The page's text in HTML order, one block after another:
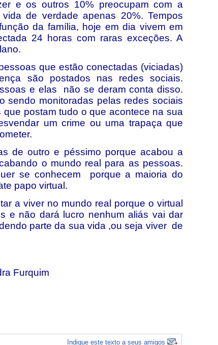
e os outros 10% preocupam com a
de verdade apenas 20%. Tempos
da família, hoje em dia vivem em
24 horas com raras exceções. A
que estão conectadas (viciadas)
são postados nas redes sociais.
e elas não se deram conta disso.
sendo monitoradas pelas redes sociais
postam tudo o que acontece na sua
um crime ou uma trapaça que
de outro e péssimo porque acabou a
o mundo real para as pessoas.
se conhecem porque a maioria do
papo virtual.
viver no mundo real porque o virtual
e não dará lucro nenhum aliás vai dar
parte da sua vida ,ou seja viver de
Furquim
Indique este texto a seus amigos